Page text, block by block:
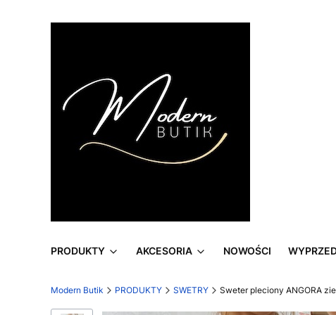
PRODUKTY AKCESORIA NOWOŚCI
Modern Butik PRODUKTY SWETRY Sweter pleciony ANGORA